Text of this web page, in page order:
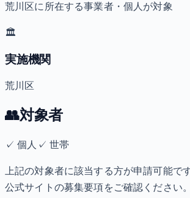
荒川区に所在する事業者・個人が対象
🏛️
実施機関
荒川区
👥対象者
✓個人 ✓ 世帯
上記の対象者に該当する方が申請可能で
公式サイトの募集要項をご確認ください。